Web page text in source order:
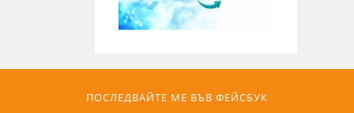
ПОСЛЕДВАЙТЕ МЕ ВЪВ ФЕЙСБУК